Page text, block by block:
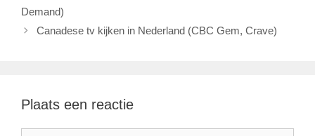
Demand)
Canadese tv kijken in Nederland (CBC Gem, Crave)
Plaats een reactie